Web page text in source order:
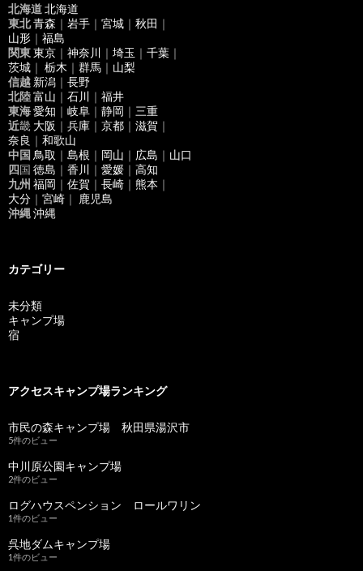
北海道北海道
東北青森 ｜ 岩手 ｜ 宮城 ｜ 秋田 ｜
山形 ｜ 福島
関東東京 ｜ 神奈川 ｜ 埼玉 ｜ 千葉 ｜
茨城 ｜ 栃木 ｜ 群馬 ｜ 山梨
信越 新潟 ｜ 長野
北陸富山 ｜ 石川 ｜ 福井
東海愛知 ｜ 岐阜 ｜ 静岡 ｜ 三重
近畿 大阪 ｜ 兵庫 ｜ 京都 ｜ 滋賀 ｜
奈良 ｜ 和歌山
中国 鳥取 ｜ 島根 ｜ 岡山 ｜ 広島 ｜ 山口
四国 徳島 ｜ 香川 ｜ 愛媛 ｜ 高知
九州 福岡 ｜ 佐賀 ｜ 長崎 ｜ 熊本 ｜
大分 ｜ 宮崎 ｜
鹿児島
沖縄沖縄
カテゴリー
未分類
キャンプ場
宿
アクセスキャンプ場ランキング
市民の森キャンプ場 秋田県湯沢市
5件のビュー
中川原公園キャンプ場
2件のビュー
ログハウスペンション ロールワリン
1件のビュー
呉地ダムキャンプ場
1件のビュー